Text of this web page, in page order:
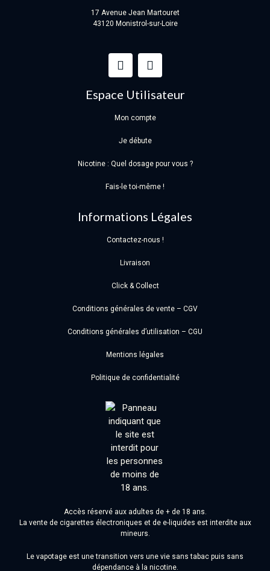
17 Avenue Jean Martouret
43120 Monistrol-sur-Loire
Espace Utilisateur
Mon compte
Je débute
Nicotine : Quel dosage pour vous ?
Fais-le toi-même !
Informations Légales
Contactez-nous !
Livraison
Click & Collect
Conditions générales de vente – CGV
Conditions générales d’utilisation – CGU
Mentions légales
Politique de confidentialité
Accès réservé aux adultes de + de 18 ans.
La vente de cigarettes électroniques et de e-liquides est interdite aux
mineurs.
Le vapotage est une transition vers une vie sans tabac puis sans
dépendance à la nicotine.